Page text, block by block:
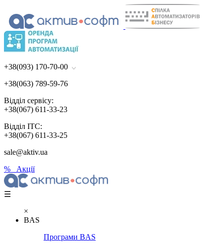
+38(093) 170-70-00
+38(063) 789-59-76
Відділ сервісу:
+38(067) 611-33-23
Відділ ІТС:
+38(067) 611-33-25
sale@aktiv.ua
% Акції
☰
×
BAS
Програми BAS